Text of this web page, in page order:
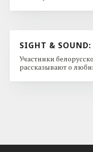
SIGHT &
Участники
рассказывают о